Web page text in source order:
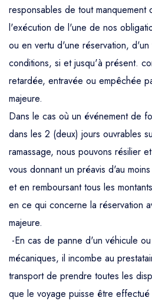
responsables de tout manquement
l'exécution de l'une de nos
ou en vertu d'une réservation,
conditions, si et jusqu'à présent.
retardée, entravée ou empêchée
majeure.
Dans le cas où un événement de
dans les 2 (deux) jours ouvrables
ramassage, nous pouvons résilier
vous donnant un préavis d'au
et en remboursant tous les
en ce qui concerne la réservation
majeure.
-En cas de panne d'un véhicule
mécaniques, il incombe au
transport de prendre toutes les
que le voyage puisse être effectué